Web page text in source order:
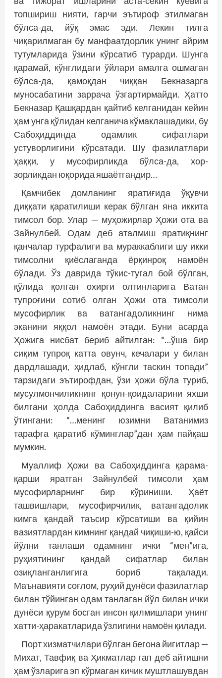
топшириш нияти, гарчи эътироф этилмаган
бўлса-да, йўқ эмас эди. Лекин тилга
чиқарилмаган бу манфаатдорлик унинг айрим
тутумларида ўзини кўрсатиб турарди. Шунга
қарамай, кўнглидаги ўйлари амалга ошмаган
бўлса-да, қамоқдан чиққан Бекназарга
муносабатини заррача ўзгартирмайди. Ҳатто
Бекназар Қашқардан қайтиб келганидан кейин
ҳам унга қўлидан келганича кўмаклашадики, бу
Сабоҳиддинда одамлик сифатлари
устуворлигини кўрсатади. Шу фазилатлари
ҳаққи, у мусофирликда бўлса-да, хор-
зорликдан юқорида яшаётгандир…
Қамчибек домланинг яратиғида ўқувчи
диққати қаратилиши керак бўлган яна иккита
тимсол бор. Улар — муҳожирлар Ҳожи ота ва
Зайнулбей. Одам деб аталмиш яратиқнинг
қанчалар турфалиги ва мураккаблиги шу икки
тимсолни қиёслаганда ёрқинроқ намоён
бўлади. Ўз даврида тўкис-тугал бой бўлган,
қўлида қолган охирги олтинларига Ватан
тупроғини сотиб олган Ҳожи ота тимсоли
мусофирлик ва ватангадоликнинг нима
эканини яққол намоён этади. Буни асарда
Ҳожига нисбат бериб айтилган: “…ўша бир
сиқим тупроқ катта овунч, кечалари у билан
дардлашади, ҳидлаб, кўнгли таскин топади”
тарзидаги эътирофдан, ўзи ҳожи бўла туриб,
мусулмончиликнинг қонун-қоидаларини яхши
билгани ҳолда Сабоҳиддинга васият қилиб
ўтингани: “…менинг юзимни Ватанимиз
тарафга қаратиб кўминглар”дан ҳам пайқаш
мумкин.
Муаллиф Ҳожи ва Сабоҳиддинга қарама-
қарши яратган Зайнулбей тимсоли ҳам
мусофирларнинг бир кўриниши. Ҳаёт
ташвишлари, мусофирчилик, ватангадолик
кимга қандай таъсир кўрсатиши ва қийин
вазиятлардан кимнинг қандай чиқиши-ю, қайси
йўлни танлаши одамнинг ички “мен”ига,
руҳиятининг қандай сифатлар билан
озиқланганлигига бориб тақалади.
Маънавияти соғлом, руҳий дунёси фазилатлар
билан тўйинган одам танлаган йўл билан ички
дунёси қурум босган инсон қилмишлари унинг
хатти-ҳаракатларида ўзлигини намоён қилади.
Порт хизматчилари бўлган бегона йигитлар —
Михат, Тавфиқ ва Ҳикматлар гап деб айтишни
ҳам ўзларига эп кўрмаган кичик муштлашувдан